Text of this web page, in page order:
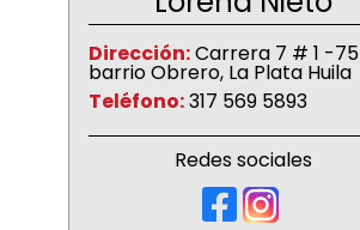
Dirección:Carrera 7 # 1 -75
barrio Obrero, La Plata Huila
Teléfono:317 569 5893
Redes sociales